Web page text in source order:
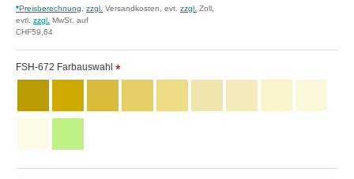
*Preisberechnung zzgl. Versandkosten, evt. zzgl. Zoll,
evtl. zzgl. MwSt. auf
CHF59,64
FSH-672 Farbauswahl